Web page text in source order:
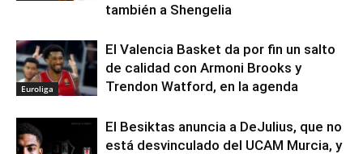
también a Shengelia
Euroliga
El Valencia Basket da por fin un salto
de calidad con Armoni Brooks y
Trendon Watford, en la agenda
El Besiktas anuncia a DeJulius, que no
está desvinculado del UCAM Murcia, y